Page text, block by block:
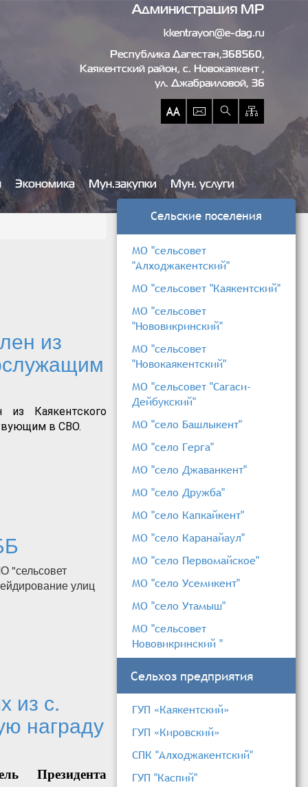
Администрация МР
kkentrayon@e-dag.ru
Республика Дагестан,368560,
Каякентский район, c. Новокаякент ,
ул. Джабраиловой, 36
Экономика Мун.закупки
Мун. услуги
из
из Каякентского
в СВО.
"сельсовет
улиц
из с.
награду
Президента
Сельские поселения
МО "сельсовет
"Алходжакентский"
МО "сельсовет "Каякентский"
МО "сельсовет
"Нововикринский"
МО "сельсовет
"Новокаякентский"
МО "сельсовет "Сагаси-
Дейбукский"
МО "село Башлыкент"
МО "село Герга"
МО "село Джаванкент"
МО "село Дружба"
МО "село Капкайкент"
МО "село Каранайаул"
МО "село Первомайское"
МО "село Усемикент"
МО "село Утамыш"
МО "сельсовет
Нововикринский "
Сельхоз предприятия
ГУП «Каякентский»
ГУП «Кировский»
СПК "Алходжакентский"
ГУП "Каспий"